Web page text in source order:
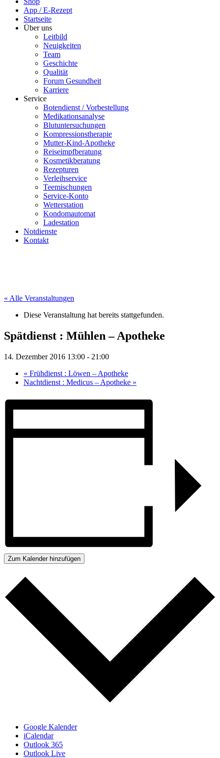
App / E-Rezept
Startseite
Über uns
Leitbild
Neuigkeiten
Team
Geschichte
Qualität
Forum Gesundheit
Karriere
Service
Botendienst / Vorbestellung
Medikationsanalyse
Blutuntersuchungen
Kompressionstherapie
Mutter-Kind-Apotheke
Reiseimpfberatung
Kosmetikberatung
Rezepturen
Verleihservice
Teemischungen
Service-Konto
Wetterstation
Kondomautomat
Ladestation
Notdienste
Kontakt
« Alle Veranstaltungen
Diese Veranstaltung hat bereits stattgefunden.
Spätdienst : Mühlen – Apotheke
14. Dezember 2016 13:00 - 21:00
« Frühdienst : Löwen – Apotheke
Nachtdienst : Medicus – Apotheke »
Zum Kalender hinzufügen
Google Kalender
iCalendar
Outlook 365
Outlook Live